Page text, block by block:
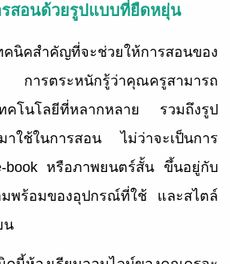
สอนด้วยรูปแบบที่ยืดหยุ่น
คสำคัญที่จะช่วยให้การสอนของ
ารตระหนักรู้ว่าคุณครูสามารถ
ทคโนโลยีที่หลากหลาย รวมถึงรูป
าใช้ในการสอน ไม่ว่าจะเป็นการ
book หรือภาพยนตร์สั้น ขึ้นอยู่กับ
พร้อมของอุปกรณ์ที่ใช้ และสไตล์
น